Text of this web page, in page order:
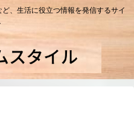
、生活に役立つ情報を発信するサイ